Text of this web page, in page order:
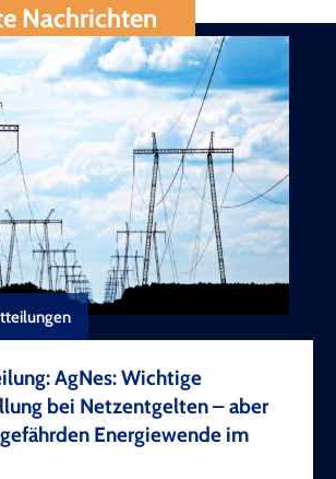
Nachrichten
AgNes: Wichtige
bei Netzentgelten – aber
Energiewende im